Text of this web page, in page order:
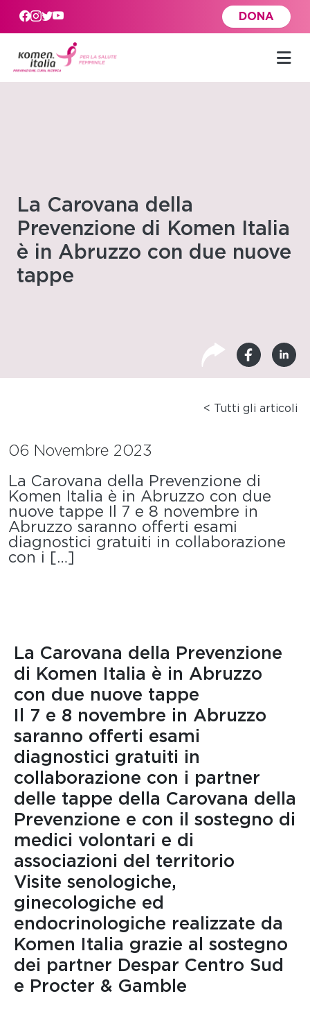
Skip to main content
DONA
La Carovana della
Prevenzione di Komen Italia
è in Abruzzo con due nuove
tappe
< Tutti gli articoli
06 Novembre 2023
La Carovana della Prevenzione di
Komen Italia è in Abruzzo con due
nuove tappe Il 7 e 8 novembre in
Abruzzo saranno offerti esami
diagnostici gratuiti in collaborazione
con i […]
La Carovana della Prevenzione
di Komen Italia è in Abruzzo
con due nuove tappe
Il 7 e 8 novembre in Abruzzo
saranno offerti esami
diagnostici gratuiti in
collaborazione con i partner
delle tappe della Carovana della
Prevenzione e con il sostegno di
medici volontari e di
associazioni del territorio
Visite senologiche,
ginecologiche ed
endocrinologiche realizzate da
Komen Italia grazie al sostegno
dei partner Despar Centro Sud
e Procter & Gamble